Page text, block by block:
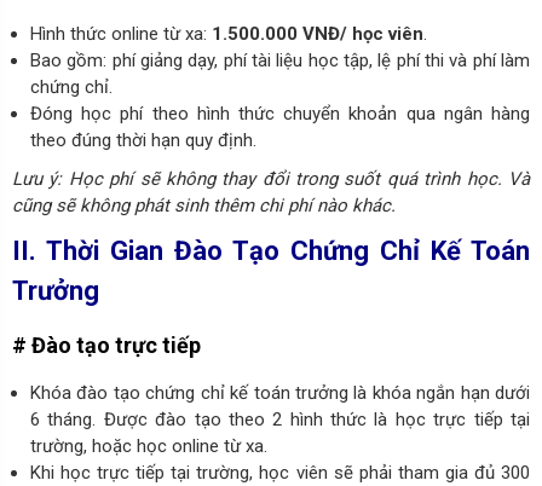
Hình thức online từ xa: 1.500.000 VNĐ/ học viên
Bao gồm: phí giảng dạy, phí tài liệu học tập, lệ phí thi và phí làm
chứng chỉ.
Đóng học phí theo hình thức chuyển khoản qua ngân hàng
theo đúng thời hạn quy định.
Lưu ý: Học phí sẽ không thay đổi trong suốt quá trình học. Và
cũng sẽ không phát sinh thêm chi phí nào khác.
II. Thời Gian Đào Tạo Chứng Chỉ Kế Toán
Trưởng
# Đào tạo trực tiếp
Khóa đào tạo chứng chỉ kế toán trưởng là khóa ngắn hạn dưới
6 tháng. Được đào tạo theo 2 hình thức là học trực tiếp tại
trường, hoặc học online từ xa.
Khi học trực tiếp tại trường, học viên sẽ phải tham gia đủ 300